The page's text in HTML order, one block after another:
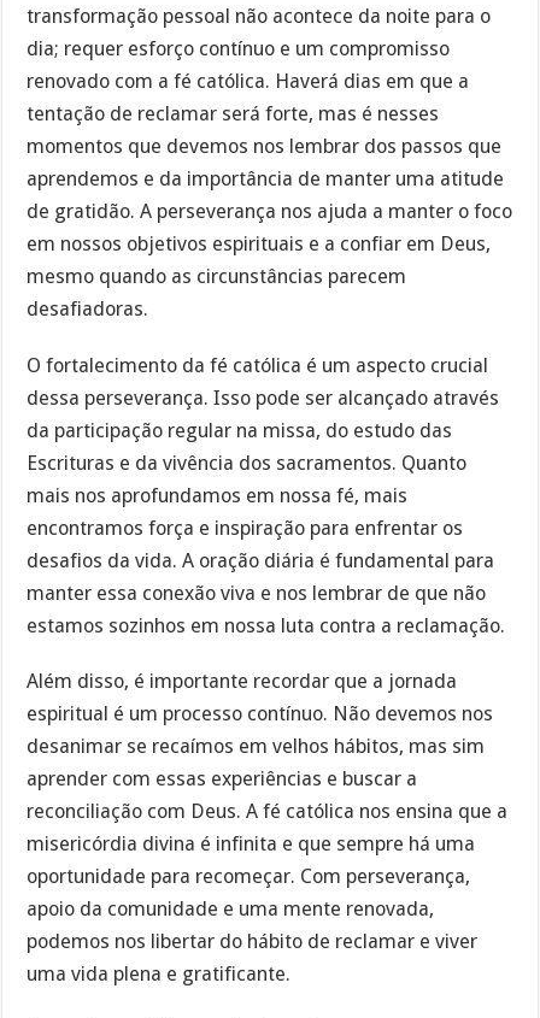
transformação pessoal não acontece da noite para o
dia; requer esforço contínuo e um compromisso
renovado com a fé católica. Haverá dias em que a
tentação de reclamar será forte, mas é nesses
momentos que devemos nos lembrar dos passos que
aprendemos e da importância de manter uma atitude
de gratidão. A perseverança nos ajuda a manter o foco
em nossos objetivos espirituais e a confiar em Deus,
mesmo quando as circunstâncias parecem
desafiadoras.
O fortalecimento da fé católica é um aspecto crucial
dessa perseverança. Isso pode ser alcançado através
da participação regular na missa, do estudo das
Escrituras e da vivência dos sacramentos. Quanto
mais nos aprofundamos em nossa fé, mais
encontramos força e inspiração para enfrentar os
desafios da vida. A oração diária é fundamental para
manter essa conexão viva e nos lembrar de que não
estamos sozinhos em nossa luta contra a reclamação.
Além disso, é importante recordar que a jornada
espiritual é um processo contínuo. Não devemos nos
desanimar se recaímos em velhos hábitos, mas sim
aprender com essas experiências e buscar a
reconciliação com Deus. A fé católica nos ensina que a
misericórdia divina é infinita e que sempre há uma
oportunidade para recomeçar. Com perseverança,
apoio da comunidade e uma mente renovada,
podemos nos libertar do hábito de reclamar e viver
uma vida plena e gratificante.